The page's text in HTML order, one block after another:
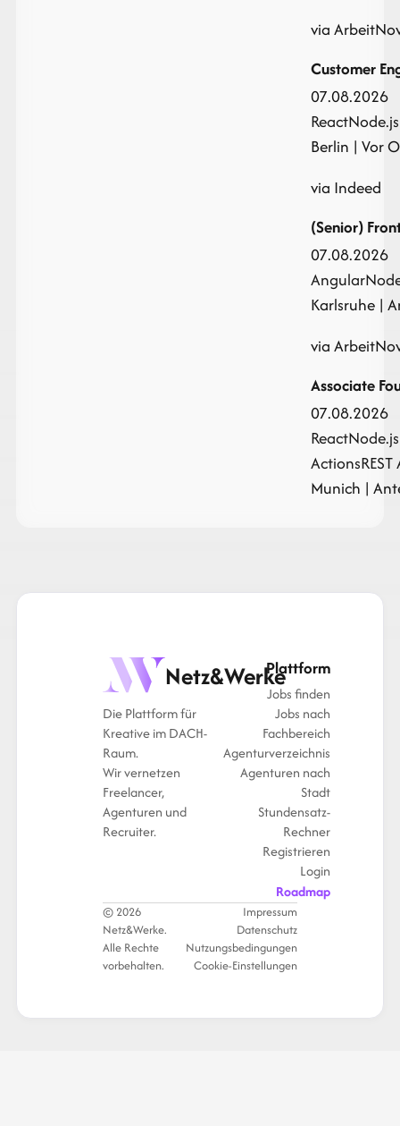
via
Customer
07.08.2026
ReactNode.js
Berlin | Vor
via Indeed
(Senior)
07.08.2026
Angular
Karlsruhe |
via
Associate
07.08.2026
ReactNode.js
ActionsREST
Munich |
Netz&Werke
Die Plattform für
Kreative im DACH-
Raum.
Wir vernetzen
Freelancer,
Agenturen und
Recruiter.
Plattform
Jobs finden
Jobs nach
Fachbereich
Agenturverzeichnis
Agenturen nach
Stadt
Stundensatz-
Rechner
Registrieren
Login
Roadmap
© 2026
Netz&Werke.
Alle Rechte
vorbehalten.
Impressum
Datenschutz
Nutzungsbedingungen
Cookie-Einstellungen